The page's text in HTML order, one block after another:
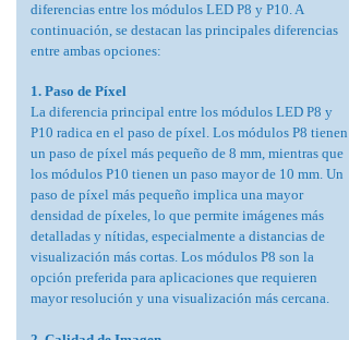
diferencias entre los módulos LED P8 y P10. A
continuación, se destacan las principales diferencias
entre ambas opciones:
1. Paso de Píxel
La diferencia principal entre los módulos LED P8 y
P10 radica en el paso de píxel. Los módulos P8 tienen
un paso de píxel más pequeño de 8 mm, mientras que
los módulos P10 tienen un paso mayor de 10 mm. Un
paso de píxel más pequeño implica una mayor
densidad de píxeles, lo que permite imágenes más
detalladas y nítidas, especialmente a distancias de
visualización más cortas. Los módulos P8 son la
opción preferida para aplicaciones que requieren
mayor resolución y una visualización más cercana.